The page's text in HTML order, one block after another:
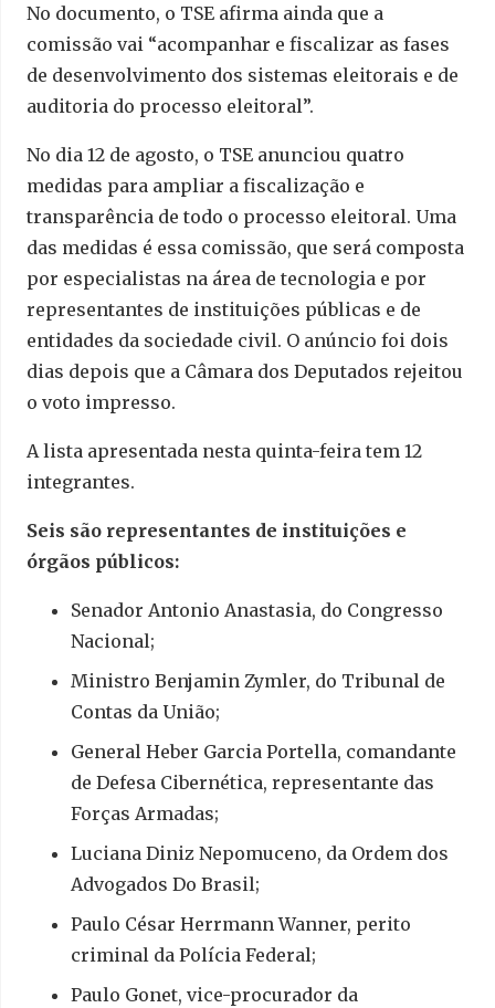
No documento, o TSE afirma ainda que a
comissão vai “acompanhar e fiscalizar as fases
de desenvolvimento dos sistemas eleitorais e de
auditoria do processo eleitoral”.
No dia 12 de agosto, o TSE anunciou quatro
medidas para ampliar a fiscalização e
transparência de todo o processo eleitoral. Uma
das medidas é essa comissão, que será composta
por especialistas na área de tecnologia e por
representantes de instituições públicas e de
entidades da sociedade civil. O anúncio foi dois
dias depois que a Câmara dos Deputados rejeitou
o voto impresso.
A lista apresentada nesta quinta-feira tem 12
integrantes.
Seis são representantes de instituições e
órgãos públicos:
Senador Antonio Anastasia, do Congresso
Nacional;
Ministro Benjamin Zymler, do Tribunal de
Contas da União;
General Heber Garcia Portella, comandante
de Defesa Cibernética, representante das
Forças Armadas;
Luciana Diniz Nepomuceno, da Ordem dos
Advogados Do Brasil;
Paulo César Herrmann Wanner, perito
criminal da Polícia Federal;
Paulo Gonet, vice-procurador da